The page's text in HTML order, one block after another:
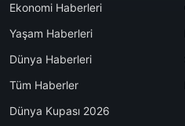
Ekonomi Haberleri
Yaşam Haberleri
Dünya Haberleri
Tüm Haberler
Dünya Kupası 2026